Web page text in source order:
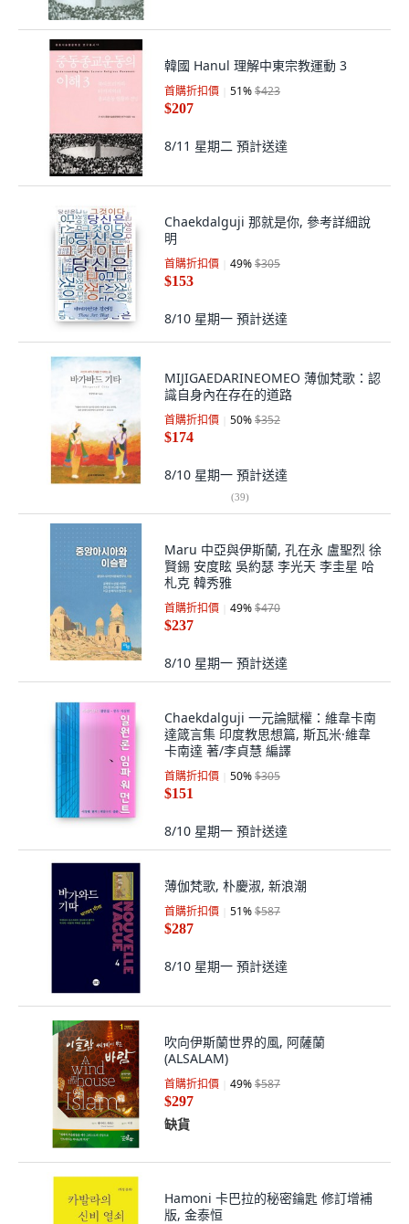
韓國 Hanul 理解中東宗教運動 3
首購折扣價 51%$423
$207
8/11 星期二 預計送達
Chaekdalguji 那就是你, 參考詳細說
明
首購折扣價 49%$305
$153
8/10 星期一 預計送達
MIJIGAEDARINEOMEO 薄伽梵歌：認
識自身內在存在的道路
首購折扣價 50%$352
$174
8/10 星期一 預計送達
(39)
Maru 中亞與伊斯蘭, 孔在永 盧聖烈 徐
賢錫 安度眩 吳約瑟 李光天 李圭星 哈
札克 韓秀雅
首購折扣價 49%$470
$237
8/10 星期一 預計送達
Chaekdalguji 一元論賦權：維韋卡南
達箴言集 印度教思想篇, 斯瓦米·維韋
卡南達 著/李貞慧 編譯
首購折扣價 50%$305
$151
8/10 星期一 預計送達
薄伽梵歌, 朴慶淑, 新浪潮
首購折扣價 51%$587
$287
8/10 星期一 預計送達
吹向伊斯蘭世界的風, 阿薩蘭
(ALSALAM)
首購折扣價 49%$587
$297
缺貨
Hamoni 卡巴拉的秘密鑰匙 修訂增補
版, 金泰恒